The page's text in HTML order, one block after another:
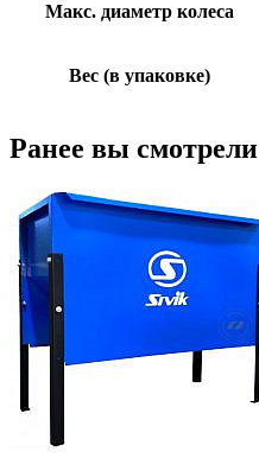
Макс. диаметр колеса
Вес (в упаковке)
Ранее вы смотрели